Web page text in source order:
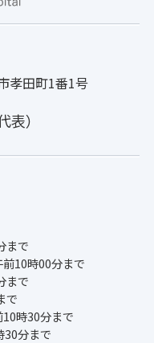
孝田町1番1号
表）
まで
10時00分まで
まで
で
時30分まで
分まで